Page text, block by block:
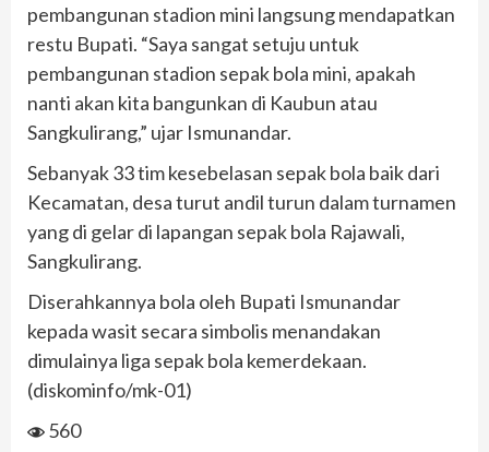
pembangunan stadion mini langsung mendapatkan
restu Bupati. “Saya sangat setuju untuk
pembangunan stadion sepak bola mini, apakah
nanti akan kita bangunkan di Kaubun atau
Sangkulirang,” ujar Ismunandar.
Sebanyak 33 tim kesebelasan sepak bola baik dari
Kecamatan, desa turut andil turun dalam turnamen
yang di gelar di lapangan sepak bola Rajawali,
Sangkulirang.
Diserahkannya bola oleh Bupati Ismunandar
kepada wasit secara simbolis menandakan
dimulainya liga sepak bola kemerdekaan.
(diskominfo/mk-01)
560